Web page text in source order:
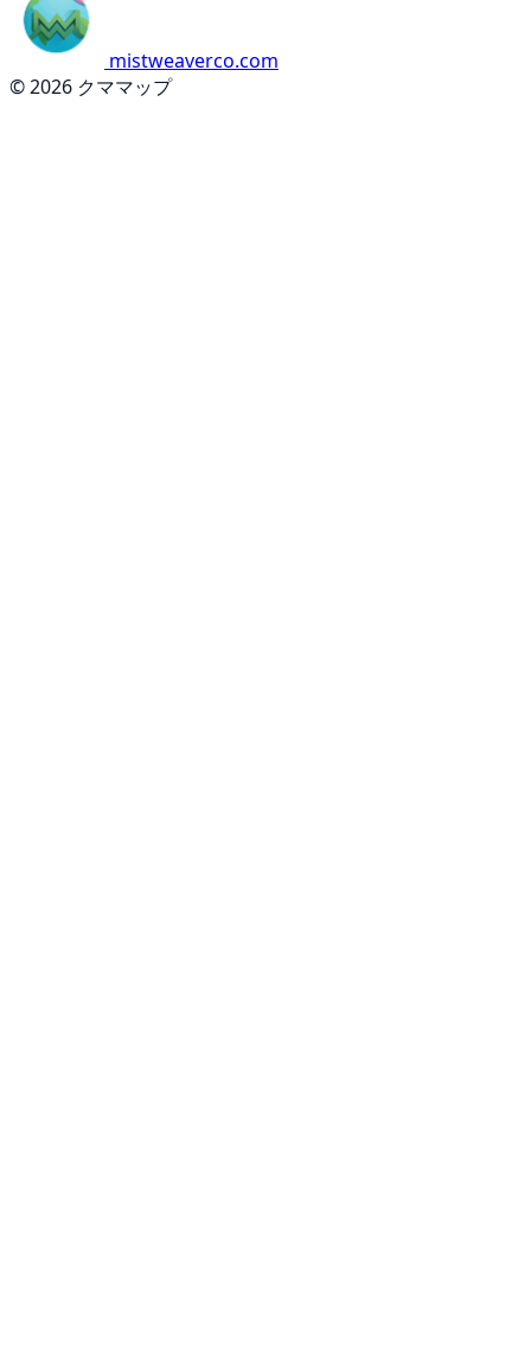
mistweaverco.com
© 2026 クママップ